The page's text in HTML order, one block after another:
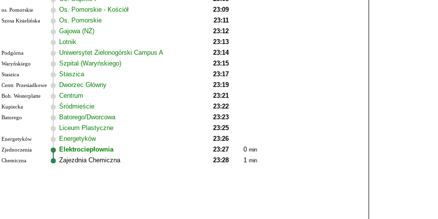
os. Pomorskie Os. Pomorskie - Kościół 23:09
Szosa Kisielińska Os. Pomorskie
23:11
Gajowa (NŻ)
23:12
Lotnik
23:13
Podgórna Uniwersytet Zielonogórski Campus A 23:14
Waryńskiego Szpital (Waryńskiego) 23:15
Staszica Staszica 23:17
Centr. Przesiadkowe Dworzec Główny 23:19
Boh. Westerplatte Centrum 23:21
Kupiecka Śródmieście 23:22
Batorego Batorego/Dworcowa
23:23
Liceum Plastyczne
23:25
Energetyków Energetyków 23:26
Zjednoczenia Elektrociepłownia 23:27 0 min
Chemiczna
Zajezdnia Chemiczna 23:28 1 min